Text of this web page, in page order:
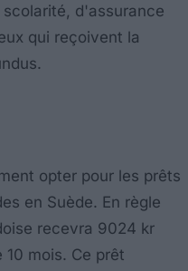
d'assurance
qui reçoivent la
opter pour les prêts
en Suède. En règle
recevra 9024 kr
10 mois. Ce prêt